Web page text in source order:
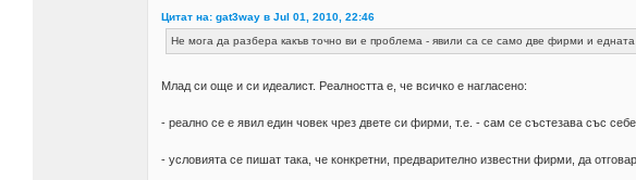
Цитат на: gat3way в Jul 01, 2010, 22:46
Не мога да разбера какъв точно ви е проблема - явили са се само две фирми и едната
Млад си още и си идеалист. Реалността е, че всичко е нагласено:
- реално се е явил един човек чрез двете си фирми, т.е. - сам се състезава със
- условията се пишат така, че конкретни, предварително известни фирми, да